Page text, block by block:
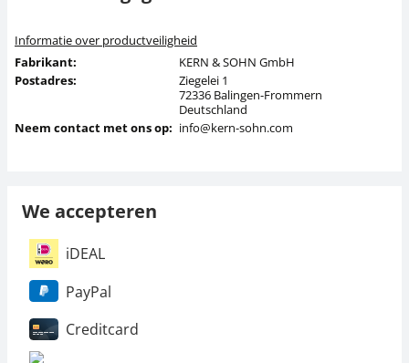
Informatie over productveiligheid
Fabrikant:
KERN & SOHN GmbH
Postadres:
Ziegelei 1
72336 Balingen-Frommern
Deutschland
Neem contact met ons op: info@kern-sohn.com
We accepteren
iDEAL
PayPal
Creditcard